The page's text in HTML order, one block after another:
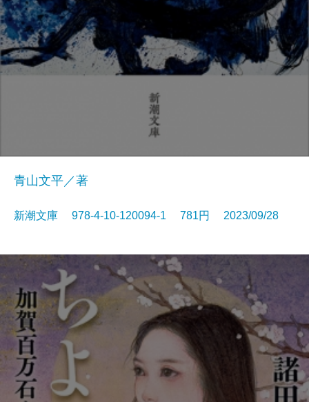
青山文平／著
新潮文庫 978-4-10-120094-1 781円 2023/09/28